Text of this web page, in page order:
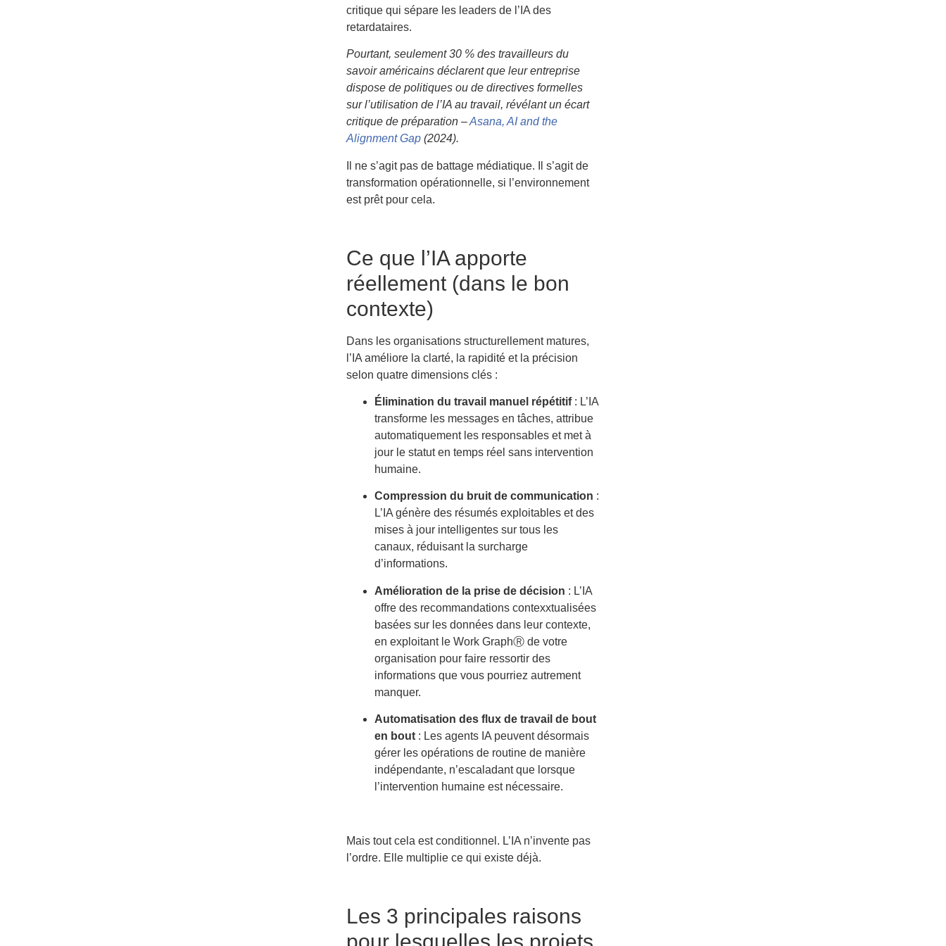
critique qui sépare les leaders de l’IA des
retardataires.
Pourtant, seulement 30 % des travailleurs du
savoir américains déclarent que leur entreprise
dispose de politiques ou de directives formelles
sur l’utilisation de l’IA au travail, révélant un écart
critique de préparation –Asana, AI and the
Alignment Gap(2024).
Il ne s’agit pas de battage médiatique. Il s’agit de
transformation opérationnelle, si l’environnement
est prêt pour cela.
Ce que l’IA apporte
réellement (dans le bon
contexte)
Dans les organisations structurellement matures,
l’IA améliore la clarté, la rapidité et la précision
selon quatre dimensions clés :
Élimination du travail manuel répétitif: L’IA
transforme les messages en tâches, attribue
automatiquement les responsables et met à
jour le statut en temps réel sans intervention
humaine.
Compression du bruit de communication :
L’IA génère des résumés exploitables et des
mises à jour intelligentes sur tous les
canaux, réduisant la surcharge
d’informations.
Amélioration de la prise de décision : L’IA
offre des recommandations contexxtualisées
basées sur les données dans leur contexte,
en exploitant le Work GraphⓇ de votre
organisation pour faire ressortir des
informations que vous pourriez autrement
manquer.
Automatisation des flux de travail de bout
en bout: Les agents IA peuvent désormais
gérer les opérations de routine de manière
indépendante, n’escaladant que lorsque
l’intervention humaine est nécessaire.
Mais tout cela est conditionnel. L’IA n’invente pas
l’ordre. Elle multiplie ce qui existe déjà.
Les 3 principales raisons
pour lesquelles les projets